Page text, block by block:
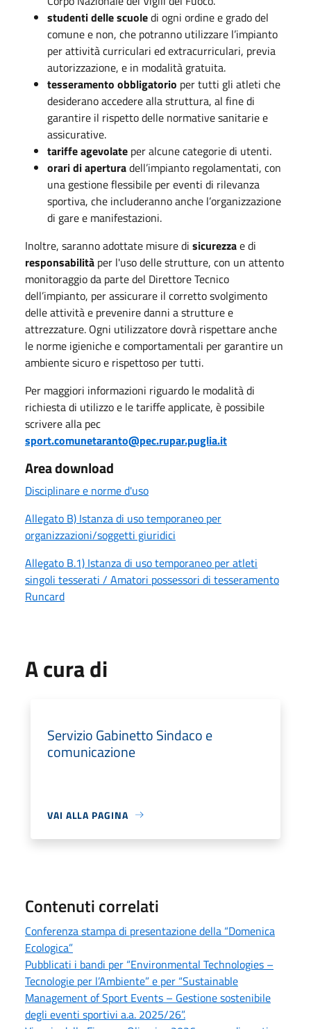
studenti delle scuoledi ogni ordine e grado del
comune e non, che potranno utilizzare l’impianto
per attività curriculari ed extracurriculari, previa
autorizzazione, e in modalità gratuita.
tesseramento obbligatorio per tutti gli atleti che
desiderano accedere alla struttura, al fine di
garantire il rispetto delle normative sanitarie e
assicurative.
tariffe agevolate per alcune categorie di utenti.
orari di aperturadell’impianto regolamentati, con
una gestione flessibile per eventi di rilevanza
sportiva, che includeranno anche l’organizzazione
di gare e manifestazioni.
Inoltre, saranno adottate misure di sicurezzae di
responsabilità per l'uso delle strutture, con un attento
monitoraggio da parte del Direttore Tecnico
dell’impianto, per assicurare il corretto svolgimento
delle attività e prevenire danni a strutture e
attrezzature. Ogni utilizzatore dovrà rispettare anche
le norme igieniche e comportamentali per garantire un
ambiente sicuro e rispettoso per tutti.
Per maggiori informazioni riguardo le modalità di
richiesta di utilizzo e le tariffe applicate, è possibile
scrivere alla pec
sport.comunetaranto@pec.rupar.puglia.it
Area download
Disciplinare e norme d'uso
Allegato B) Istanza di uso temporaneo per
organizzazioni/soggetti giuridici
Allegato B.1) Istanza di uso temporaneo per atleti
singoli tesserati / Amatori possessori di tesseramento
Runcard
A cura di
Servizio Gabinetto Sindaco e
comunicazione
VAI ALLA PAGINA
Contenuti correlati
Conferenza stampa di presentazione della “Domenica
Ecologica”
Pubblicati i bandi per “Environmental Technologies –
Tecnologie per l’Ambiente” e per “Sustainable
Management of Sport Events – Gestione sostenibile
degli eventi sportivi a.a. 2025/26”.